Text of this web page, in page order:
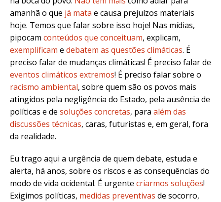
amanhã o que já mata e causa prejuízos materiais
hoje. Temos que falar sobre isso hoje! Nas mídias,
pipocam conteúdos que conceituam, explicam,
exemplificam e debatem as questões climáticas. É
preciso falar de mudanças climáticas! É preciso falar de
eventos climáticos extremos! É preciso falar sobre o
racismo ambiental, sobre quem são os povos mais
atingidos pela negligência do Estado, pela ausência de
políticas e de soluções concretas, para além das
discussões técnicas, caras, futuristas e, em geral, fora
da realidade.
Eu trago aqui a urgência de quem debate, estuda e
alerta, há anos, sobre os riscos e as consequências do
modo de vida ocidental. É urgente criarmos soluções!
Exigimos políticas, medidas preventivas de socorro,